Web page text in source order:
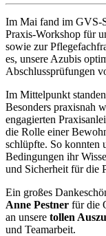
Im Mai fand im GVS-
Praxis-Workshop für
sowie zur
es, unsere Azubis
Abschlussprüfungen
Im Mittelpunkt
Besonders praxisnah
engagierten
die Rolle einer
schlüpfte. So konnten
Bedingungen ihr
und Sicherheit für die
Ein großes
Anne Pestner für die
an unsere tollen
und Teamarbeit.